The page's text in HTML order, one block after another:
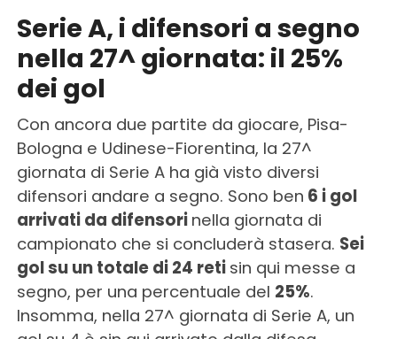
Serie A, i difensori a segno
nella 27^ giornata: il 25%
dei gol
Con ancora due partite da giocare, Pisa-
Bologna e Udinese-Fiorentina, la 27^
giornata di Serie A ha già visto diversi
difensori andare a segno. Sono ben 6 i gol
arrivati da difensori nella giornata di
campionato che si concluderà stasera. Sei
gol su un totale di 24 reti sin qui messe a
segno, per una percentuale del 25%.
Insomma, nella 27^ giornata di Serie A, un